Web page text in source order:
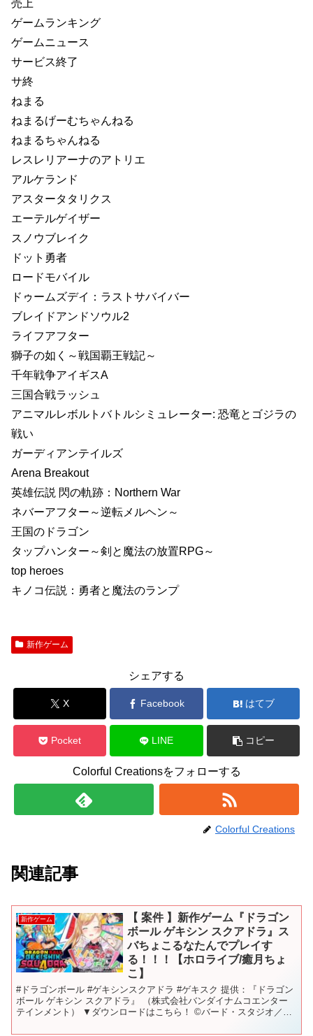
売上
ゲームランキング
ゲームニュース
サービス終了
サ終
ねまる
ねまるげーむちゃんねる
ねまるちゃんねる
レスレリアーナのアトリエ
アルケランド
アスタータタリクス
エーテルゲイザー
スノウブレイク
ドット勇者
ロードモバイル
ドゥームズデイ：ラストサバイバー
ブレイドアンドソウル2
ライフアフター
獅子の如く～戦国覇王戦記～
千年戦争アイギスA
三国合戦ラッシュ
アニマルレボルトバトルシミュレーター: 恐竜とゴジラの
戦い
ガーディアンテイルズ
Arena Breakout
英雄伝説 閃の軌跡：Northern War
ネバーアフター～逆転メルヘン～
王国のドラゴン
タップハンター～剣と魔法の放置RPG～
top heroes
キノコ伝説：勇者と魔法のランプ
新作ゲーム
シェアする
X Facebook はてブ
Pocket LINE コピー
Colorful Creationsをフォローする
Colorful Creations
関連記事
新作ゲーム
【 案件 】新作ゲーム『ドラゴン
ボール ゲキシン スクアドラ』ス
バちょこるなたんでプレイす
る！！！【ホロライブ/癒月ちょ
こ】
#ドラゴンボール #ゲキシンスクアドラ #ゲキスク 提供：『ドラゴン
ボール ゲキシン スクアドラ』 （株式会社バンダイナムコエンター
テインメント） ▼ダウンロードはこちら！ ©バード・スタジオ／集